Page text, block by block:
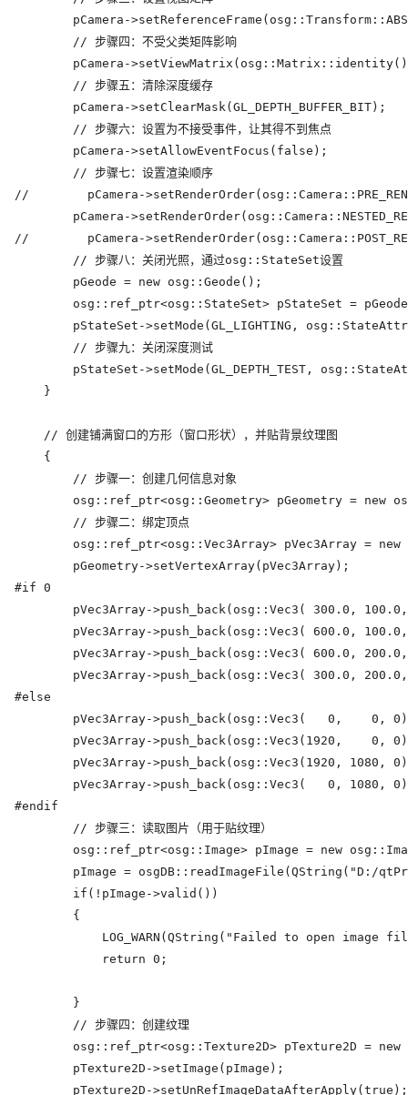
pCamera-
        // 步骤四：不受父类矩阵影响
pCamera-
        // 步骤五：清除深度缓存
        pCamera->setClearMask(GL_DEPTH_BUFFER_BIT);
        // 步骤六：设置为不接受事件，让其得不到焦点
        pCamera->setAllowEventFocus(false);
        // 步骤七：设置渲染顺序
//        pCamera-
pCamera-
//        pCamera-
        // 步骤八：关闭光照，通过osg::StateSet设置
        pGeode = new osg::Geode();
osg::ref_ptr<osg::StateSet> pStateSet =
pStateSet->setMode(GL_LIGHTING,
        // 步骤九：关闭深度测试
pStateSet->setMode(GL_DEPTH_TEST,
    }
    // 创建铺满窗口的方形（窗口形状），并贴背景纹理图
    {
        // 步骤一：创建几何信息对象
osg::ref_ptr<osg::Geometry> pGeometry = new
        // 步骤二：绑定顶点
osg::ref_ptr<osg::Vec3Array> pVec3Array = new
        pGeometry->setVertexArray(pVec3Array);
#if 0
pVec3Array->push_back(osg::Vec3( 300.0,
pVec3Array->push_back(osg::Vec3( 600.0,
pVec3Array->push_back(osg::Vec3( 600.0,
pVec3Array->push_back(osg::Vec3( 300.0,
#else
pVec3Array->push_back(osg::Vec3(   0,    0,
pVec3Array->push_back(osg::Vec3(1920,    0,
pVec3Array->push_back(osg::Vec3(1920, 1080,
pVec3Array->push_back(osg::Vec3(   0, 1080,
#endif
        // 步骤三：读取图片（用于贴纹理）
osg::ref_ptr<osg::Image> pImage = new
pImage = osgDB::readImageFile(QString("D:/
        if(!pImage->valid())
        {
LOG_WARN(QString("Failed to open image
            return 0;
        }
        // 步骤四：创建纹理
osg::ref_ptr<osg::Texture2D> pTexture2D = new
        pTexture2D->setImage(pImage);
        pTexture2D->setUnRefImageDataAfterApply(true);